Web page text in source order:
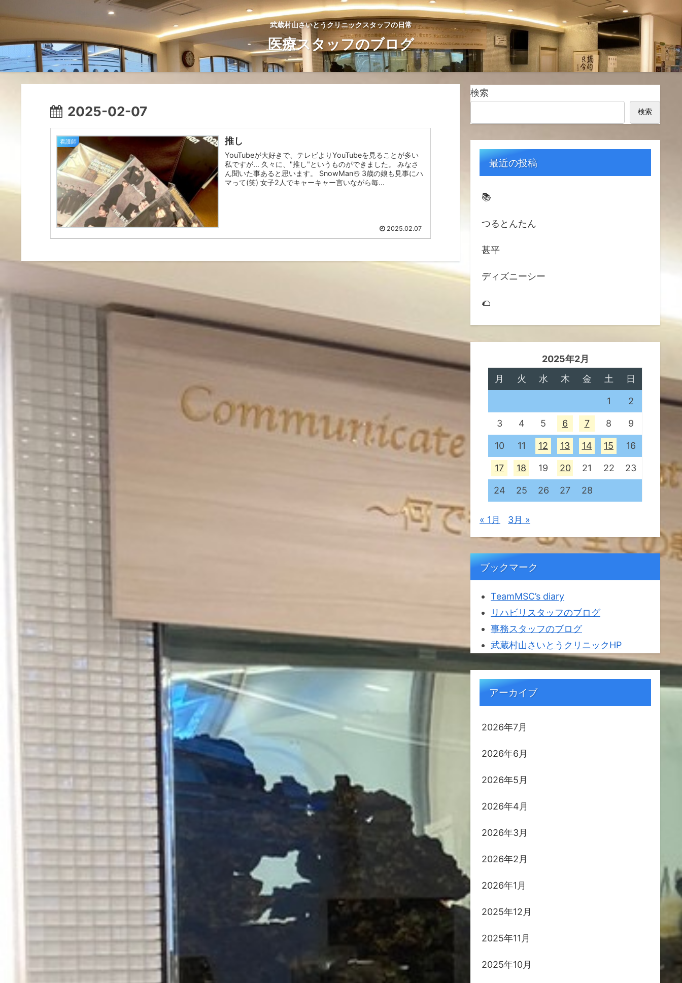
武蔵村山さいとうクリニックスタッフの日常
医療スタッフのブログ
2025-02-07
看護師 推し
YouTubeが大好きで、テレビよりYouTubeを見ることが多い
私ですが… 久々に、"推し"というものができました。 みなさ
ん聞いた事あると思います。 SnowMan☃️ 3歳の娘も見事にハ
マって(笑) 女子2人でキャーキャー言いながら毎...
2025.02.07
検索
検索
最近の投稿
📚️
つるとんたん
甚平
ディズニーシー
🌮
2025年2月
月
火 水 木 金 土 日
1 2
3 4 5 6 7 8 9
10 11 12 13 14 15 16
17 18 19 20 21 22 23
24 25 26 27 28
« 1月 3月 »
ブックマーク
TeamMSC’s diary
リハビリスタッフのブログ
事務スタッフのブログ
武蔵村山さいとうクリニックHP
アーカイブ
2026年7月
2026年6月
2026年5月
2026年4月
2026年3月
2026年2月
2026年1月
2025年12月
2025年11月
2025年10月